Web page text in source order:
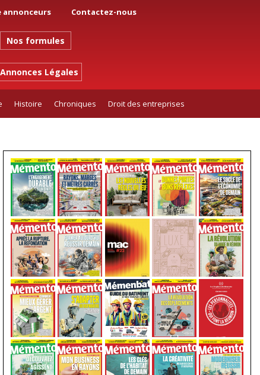
annonceurs Contactez-nous
Nos formules
Légales
Histoire Chroniques Droit des entreprises